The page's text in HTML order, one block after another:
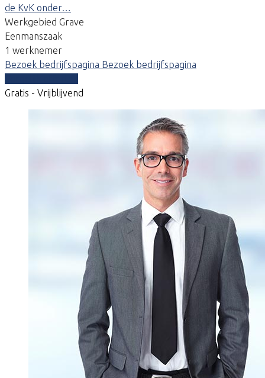
de KvK onder…
Werkgebied Grave
Eenmanszaak
1 werknemer
Bezoek bedrijfspagina Bezoek bedrijfspagina
Gratis - Vrijblijvend